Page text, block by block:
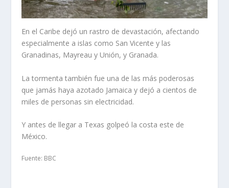
En el Caribe dejó un rastro de devastación, afectando
especialmente a islas como San Vicente y las
Granadinas, Mayreau y Unión, y Granada.
La tormenta también fue una de las más poderosas
que jamás haya azotado Jamaica y dejó a cientos de
miles de personas sin electricidad.
Y antes de llegar a Texas golpeó la costa este de
México.
Fuente: BBC